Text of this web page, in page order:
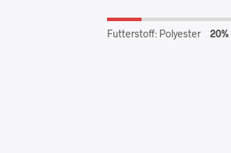
Futterstoff: Polyester 20%